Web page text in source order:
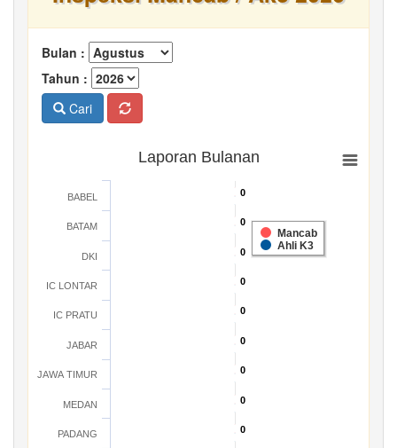
Bulan :
Tahun :
Cari
Laporan Bulanan
0
0
0
0
0
0
0
0
0
0
0
0
0
0
0
0
0
0
Mancab
Ahli K3
BABEL
BATAM
DKI
IC LONTAR
IC PRATU
JABAR
JAWA TIMUR
MEDAN
PADANG